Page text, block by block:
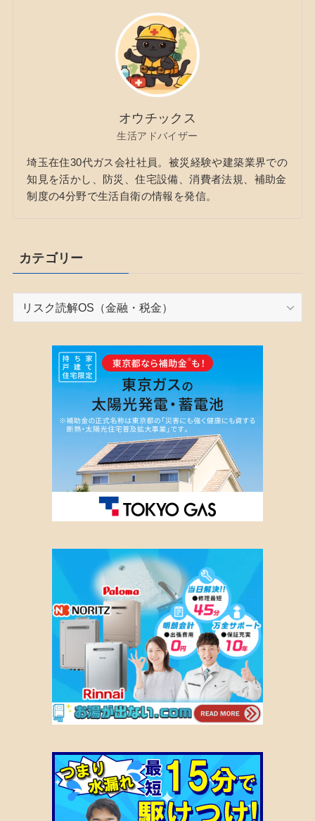
オウチックス
生活アドバイザー
埼玉在住30代ガス会社社員。被災経験や建築業界での
知見を活かし、防災、住宅設備、消費者法規、補助金
制度の4分野で生活自衛の情報を発信。
カテゴリー